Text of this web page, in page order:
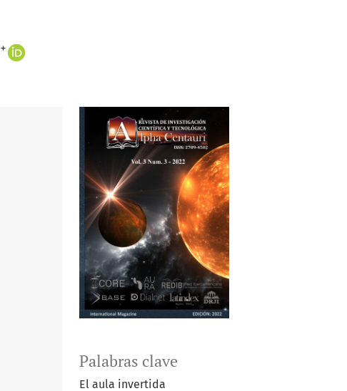
+
Palabras clave
El aula invertida